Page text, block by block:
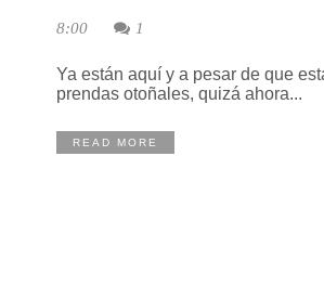
8:00 1
Ya están aquí y a pesar de que
prendas otoñales, quizá ahora...
READ MORE